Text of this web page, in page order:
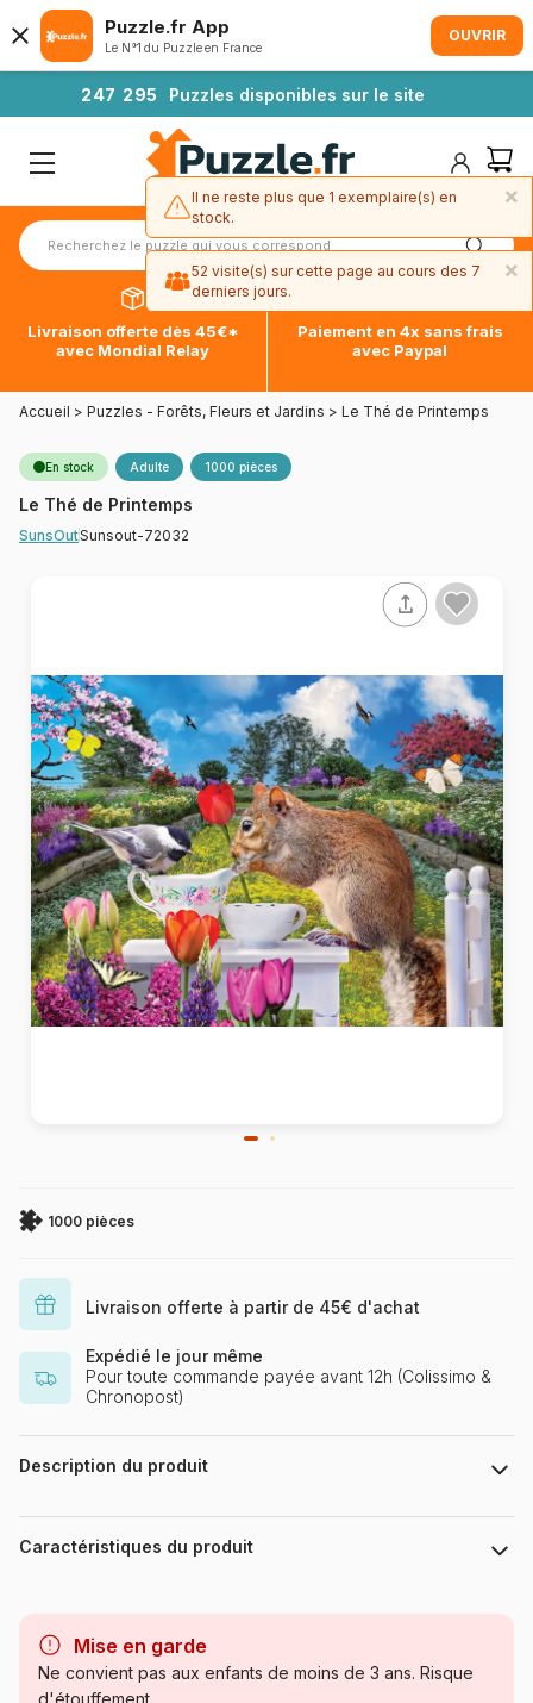
247 295 Puzzles disponibles sur le site
Livraison offerte dès 45€*
avec Mondial Relay
Paiement en 4x sans frais
avec Paypal
Accueil > Puzzles - Forêts, Fleurs et Jardins > Le Thé de Printemps
En stock Adulte 1000 pièces
Le Thé de Printemps
SunsOutSunsout-72032
1000 pièces
Livraison offerte à partir de 45€ d'achat
Expédié le jour même
Pour toute commande payée avant 12h (Colissimo &
Chronopost)
Description du produit
Karen Burke
Caractéristiques du produit
Catégorie
Puzzles - Forêts, Fleurs et
Mise en garde
Ne convient pas aux enfants de moins de 3 ans. Risque
Puzzle.fr App
Le N°1 du Puzzle en France
OUVRIR
×
Il ne reste plus que 1 exemplaire(s) en
stock.
×
52 visite(s) sur cette page au cours des 7
derniers jours.